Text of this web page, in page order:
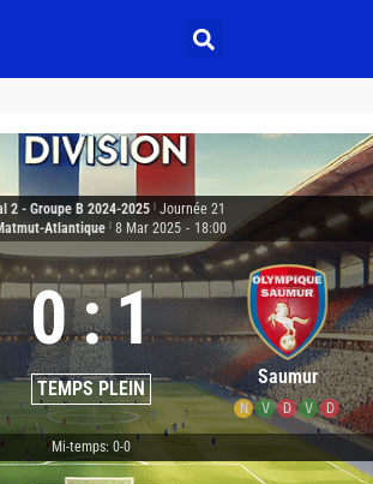
2 - Groupe B 2024-2025
Journée 21
Atlantique
8 Mar 2025 - 18:00
0:1
TEMPS PLEIN Saumur
N V D V D
Mi-temps: 0-0